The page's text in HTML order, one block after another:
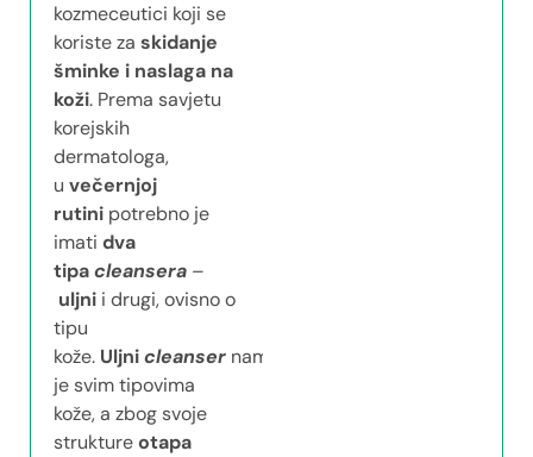
kozmeceutici koji se
koriste za skidanje
šminke i naslaga na
koži. Prema savjetu
korejskih
dermatologa,
u večernjoj
rutini potrebno je
imati dva
tipacleansera –
uljni i drugi, ovisno o
tipu
kože. Uljnicleanser namijenjen
je svim tipovima
kože, a zbog svoje
struktureotapa